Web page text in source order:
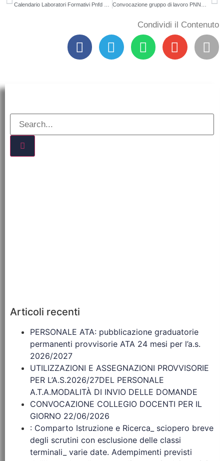
Condividi il Contenuto
Articoli recenti
PERSONALE ATA: pubblicazione graduatorie
permanenti provvisorie ATA 24 mesi per l’a.s.
2026/2027
UTILIZZAZIONI E ASSEGNAZIONI PROVVISORIE
PER L’A.S.2026/27DEL PERSONALE
A.T.A.MODALITÀ DI INVIO DELLE DOMANDE
CONVOCAZIONE COLLEGIO DOCENTI PER IL
GIORNO 22/06/2026
: Comparto Istruzione e Ricerca_ sciopero breve
degli scrutini con esclusione delle classi
terminali_ varie date. Adempimenti previsti